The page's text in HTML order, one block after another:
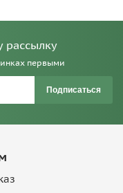
рассылку
первыми
Подписаться